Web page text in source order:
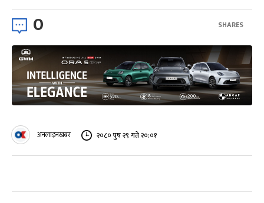
0 SHARES
अनलाइनखबर २०८० पुष २९ गते २०:०१